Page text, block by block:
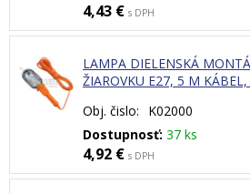
4,43 € s DPH
LAMPA DIELENSKÁ
ŽIAROVKU E27, 5 M
Obj. čislo:
K02000
Dostupnosť: 37 ks
4,92 € s DPH